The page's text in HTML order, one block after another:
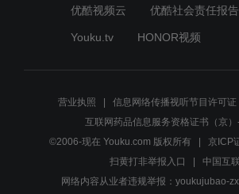
优酷视频云 优酷社会责任报告
Youku.tv HONOR视频
营业执照 信息网络传播视听节目许可
互联网药品信息服务资格证书（京
©2006-现在 Youku.com 版权所有
京ICP
扫黄打非举报入口
中国互
网络内容从业者违规举报：youkujubao-